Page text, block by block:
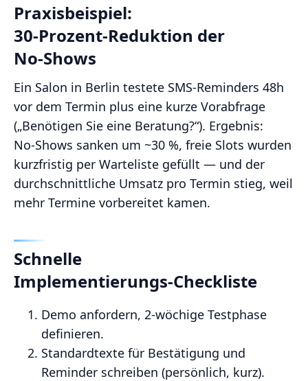
Praxisbeispiel:
30‑Prozent‑Reduktion der
No‑Shows
Ein Salon in Berlin testete SMS‑Reminders 48h
vor dem Termin plus eine kurze Vorabfrage
(„Benötigen Sie eine Beratung?“). Ergebnis:
No‑Shows sanken um ~30 %, freie Slots wurden
kurzfristig per Warteliste gefüllt — und der
durchschnittliche Umsatz pro Termin stieg, weil
mehr Termine vorbereitet kamen.
Schnelle
Implementierungs‑Checkliste
Demo anfordern, 2‑wöchige Testphase
definieren.
Standardtexte für Bestätigung und
Reminder schreiben (persönlich, kurz).